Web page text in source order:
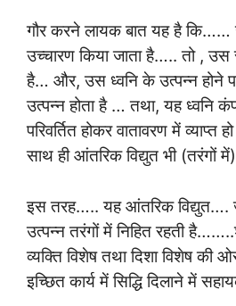
गौर करने लायक बात यह है कि……
उच्चारण किया जाता है….. तो , उस
है… और, उस ध्वनि के उत्पन्न
उत्पन्न होता है … तथा, यह ध्वनि
परिवर्तित होकर वातावरण में
साथ ही आंतरिक विद्युत भी (तरंगों
इस तरह….. यह आंतरिक विद्युत….
उत्पन्न तरंगों में निहित रहती
व्यक्ति विशेष तथा दिशा विशेष
इच्छित कार्य में सिद्धि दिलाने में